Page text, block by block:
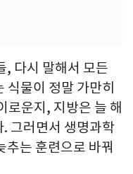
, 다시 말해서 모든
식물이 정말 가만히
로운지, 지방은 늘 해
그러면서 생명과학
추는 훈련으로 바꿔